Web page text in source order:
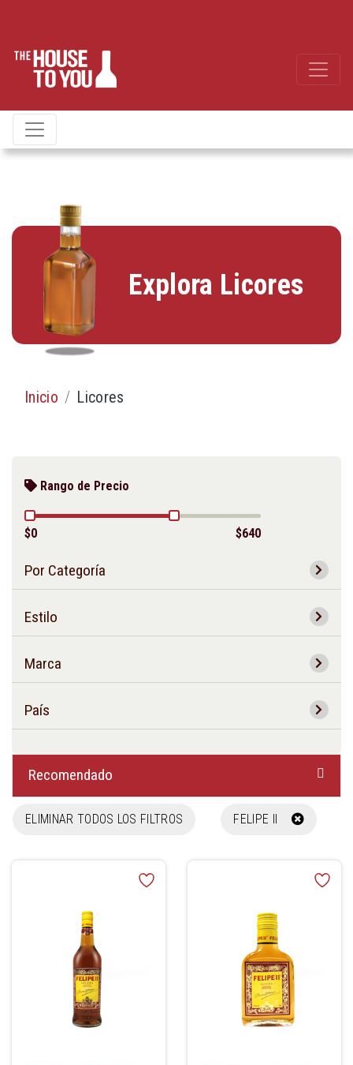
Explora Licores
Inicio Licores
Rango de Precio
$0 $640
Por Categoría
Estilo
Marca
País
Recomendado
ELIMINAR TODOS LOS FILTROS FELIPE II